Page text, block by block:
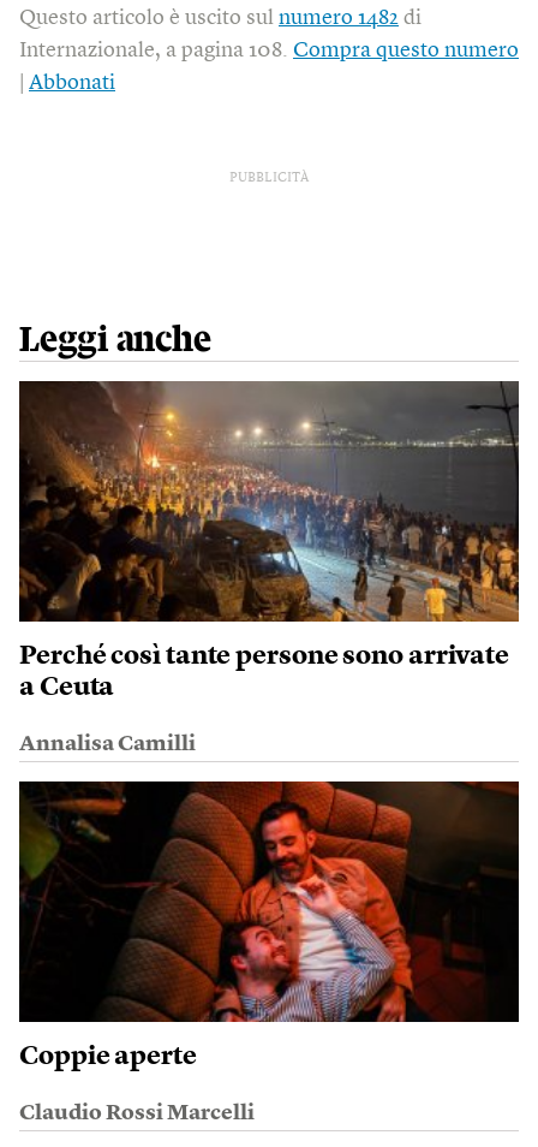
Questo articolo è uscito sul numero 1482 di
Internazionale, a pagina 108. Compra questo numero
Abbonati
PUBBLICITÀ
Leggi anche
Perché così tante persone sono arrivate
a Ceuta
Annalisa Camilli
Coppie aperte
Claudio Rossi Marcelli